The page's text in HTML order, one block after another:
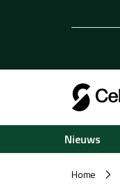
Nieuws
Home /